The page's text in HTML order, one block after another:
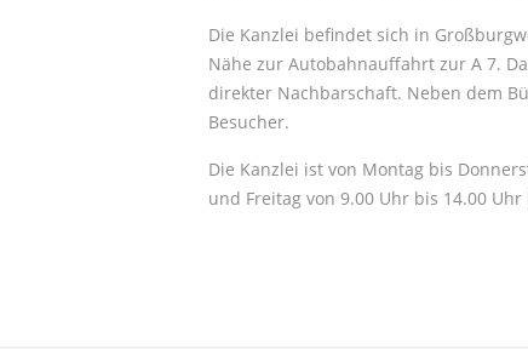
Die Kanzlei befindet sich in
Nähe zur Autobahnauffahrt zur A 7.
direkter Nachbarschaft. Neben dem
Besucher.
Die Kanzlei ist von Montag bis
und Freitag von 9.00 Uhr bis 14.00 Uhr